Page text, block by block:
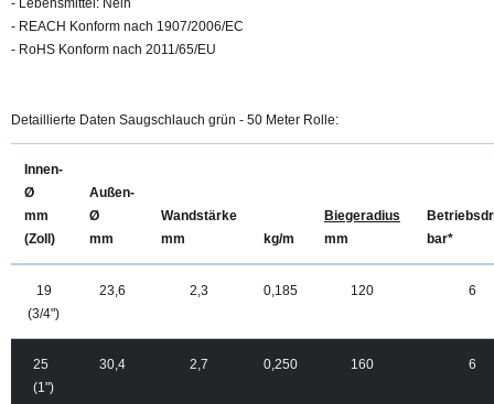
- Lebensmittel: Nein
- REACH Konform nach 1907/2006/EC
- RoHS Konform nach 2011/65/EU
Detaillierte Daten Saugschlauch grün - 50 Meter Rolle:
Innen-
Ø
mm
(Zoll)
Außen-
Ø
mm
Wandstärke
mm
kg/m
Biegeradius
mm
bar*
19
(3/4")
23,6 2,3 0,185 120 6
25
(1")
30,4 2,7 0,250 160 6